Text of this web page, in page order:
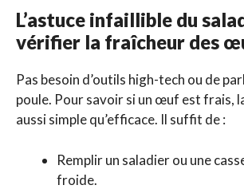
L’astuce infaillible du
vérifier la fraîcheur des
Pas besoin d’outils high-tech ou de
poule. Pour savoir si un œuf est frais,
aussi simple qu’efficace. Il suffit de :
Remplir un saladier ou une
froide.